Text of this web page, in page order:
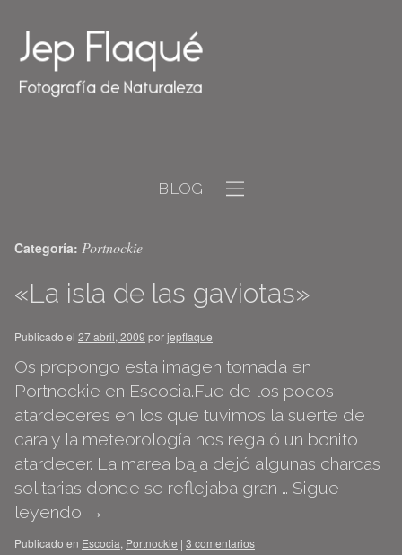
BLOG
Categoría: Portnockie
«La isla de las gaviotas»
Publicado el 27 abril, 2009 porjepflaque
Os propongo esta imagen tomada en
Portnockie en Escocia.Fue de los pocos
atardeceres en los que tuvimos la suerte de
cara y la meteorología nos regaló un bonito
atardecer. La marea baja dejó algunas charcas
solitarias donde se reflejaba gran … Sigue
leyendo →
Publicado en Escocia, Portnockie | 3 comentarios